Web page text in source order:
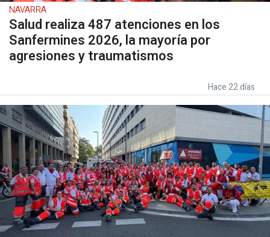
NAVARRA
Salud realiza 487 atenciones en los
Sanfermines 2026, la mayoría por
agresiones y traumatismos
Hace 22 días